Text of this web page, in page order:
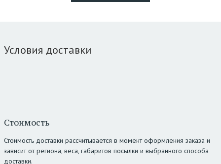
Условия доставки
Стоимость
Стоимость доставки рассчитывается в момент оформления заказа и
зависит от региона, веса, габаритов посылки и выбранного способа
доставки.